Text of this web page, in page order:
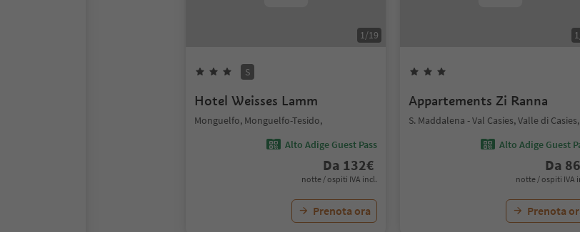
1/19
S
Hotel Weisses Lamm
Monguelfo, Monguelfo-Tesido,
Alto Adige Guest Pass
Da 132€
notte / ospiti IVA incl.
Prenota ora
1
Appartements Zi Ranna
S. Maddalena - Val Casies, Valle di Casies,
Alto Adige Guest
Da 86
notte / ospiti IVA
Prenota